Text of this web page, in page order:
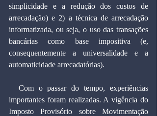
simplicidade e a redução dos custos de
arrecadação) e 2) a técnica de arrecadação
informatizada, ou seja, o uso das transações
bancárias como base impositiva (e,
consequentemente a universalidade e a
automaticidade arrecadatórias).
importantes foram realizadas. A vigência do
Imposto Provisório sobre Movimentação